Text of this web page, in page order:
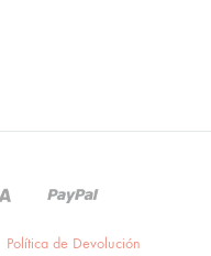
Política de Devolución